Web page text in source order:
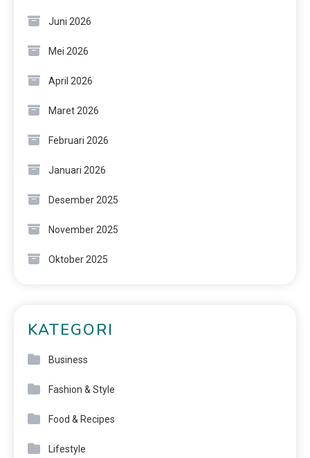
Juni 2026
Mei 2026
April 2026
Maret 2026
Februari 2026
Januari 2026
Desember 2025
November 2025
Oktober 2025
KATEGORI
Business
Fashion & Style
Food & Recipes
Lifestyle